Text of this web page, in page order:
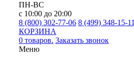
ПН-ВС
с 10:00 до 20:00
8 (800) 302-77-06 8 (499) 348-15-11
КОРЗИНА
0 товаров. Заказать звонок
Меню